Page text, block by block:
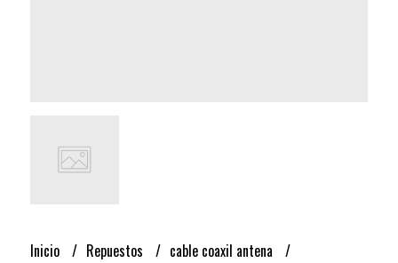
Inicio Repuestos
cable coaxil antena